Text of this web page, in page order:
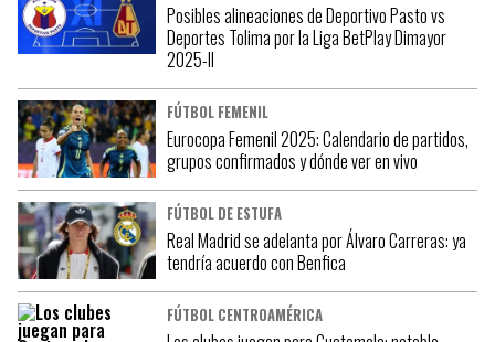
Posibles alineaciones de Deportivo Pasto vs
Deportes Tolima por la Liga BetPlay Dimayor
2025-II
FÚTBOL FEMENIL
Eurocopa Femenil 2025: Calendario de partidos,
grupos confirmados y dónde ver en vivo
FÚTBOL DE ESTUFA
Real Madrid se adelanta por Álvaro Carreras: ya
tendría acuerdo con Benfica
FÚTBOL CENTROAMÉRICA